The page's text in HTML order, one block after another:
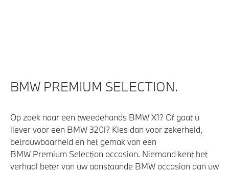
BMW PREMIUM SELECTION.
Op zoek naar een tweedehands BMW X1? Of gaat u
liever voor een BMW 320i? Kies dan voor zekerheid,
betrouwbaarheid en het gemak van een
BMW Premium Selection occasion. Niemand kent het
verhaal beter van uw aanstaande BMW occasion dan uw